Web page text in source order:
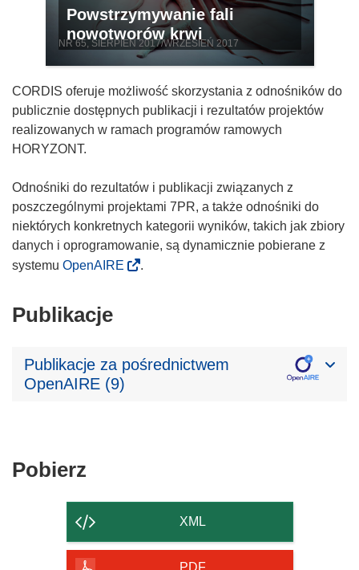
Powstrzymywanie fali
nowotworów krwi
NR 65, SIERPIEŃ 2017/WRZESIEŃ 2017
CORDIS oferuje możliwość skorzystania z odnośników do
publicznie dostępnych publikacji i rezultatów projektów
realizowanych w ramach programów ramowych
HORYZONT.
Odnośniki do rezultatów i publikacji związanych z
poszczególnymi projektami 7PR, a także odnośniki do
niektórych konkretnych kategorii wyników, takich jak zbiory
danych i oprogramowanie, są dynamicznie pobierane z
systemu OpenAIRE .
Publikacje
Publikacje za pośrednictwem
OpenAIRE (9)
Pobierz
strony
XML